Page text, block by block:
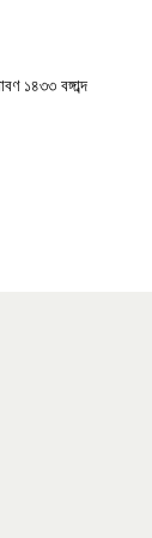
১৪৩৩ বঙ্গাব্দ